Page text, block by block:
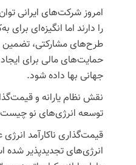
را دارند اما انگیزه‌ای
طرح‌های مشارکتی، تضمین
حمایت‌های مالی برای ایجاد
جهانی بها داده شود.
نقش نظامیارانه و
توسعه انرژی‌های نو
قیمت‌گذاری ناکارآمد
انرژی‌هایتجدیدپذیرشده